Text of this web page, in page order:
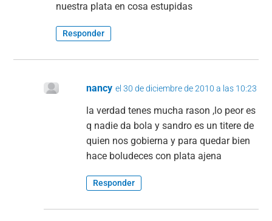
nuestra plata en cosa estupidas
Responder
nancy el 30 de diciembre de 2010 a las 10:23
la verdad tenes mucha rason ,lo peor es
q nadie da bola y sandro es un titere de
quien nos gobierna y para quedar bien
hace boludeces con plata ajena
Responder